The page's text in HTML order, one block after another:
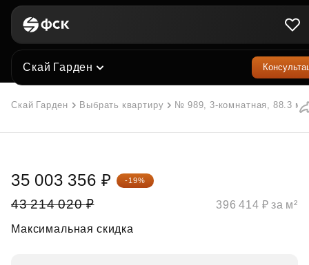
Скай Гарден
Скай Гарден Выбрать квартиру № 989, 3-комнатная, 88.3 м²
43 214 020 ₽
35 003 356 ₽ -19%
Максимальная скидка
396 414 ₽ за м²